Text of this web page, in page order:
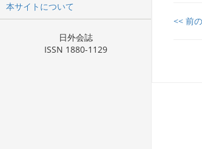
本サイトについて
日外会誌
ISSN 1880-1129
<< 前